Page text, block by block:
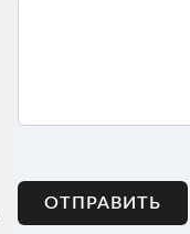
ОТПРАВИТЬ